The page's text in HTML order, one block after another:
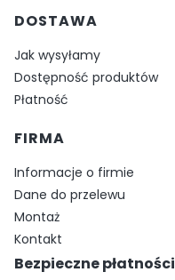
DOSTAWA
Jak wysyłamy
Dostępność produktów
Płatność
FIRMA
Informacje o firmie
Dane do przelewu
Montaż
Kontakt
Bezpieczne płatności